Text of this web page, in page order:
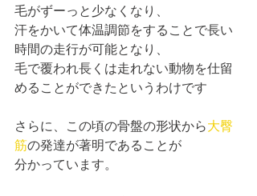
毛がずーっと少なくなり、
汗をかいて体温調節をすることで長い
時間の走行が可能となり、
毛で覆われ長くは走れない動物を仕留
めることができたというわけです
さらに、この頃の骨盤の形状から大臀
筋の発達が著明であることが
分かっています。